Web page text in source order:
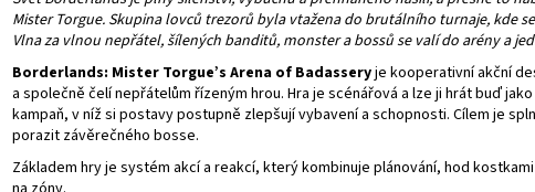
Mister Torgue. Skupina lovců trezorů byla vtažena do brutálního turnaje, kde
Vlna za vlnou nepřátel, šílených banditů, monster a bossů se valí do arény a
Borderlands: Mister Torgue’s Arena of Badasseryje kooperativní akční
a společně čelí nepřátelům řízeným hrou. Hra je scénářová a lze ji hrát buď
kampaň, v níž si postavy postupně zlepšují vybavení a schopnosti. Cílem je
porazit závěrečného bosse.
Základem hry je systém akcí a reakcí, který kombinuje plánování, hod